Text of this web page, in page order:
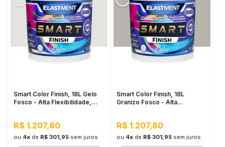
Smart Color Finish, 18L Gelo
Fosco - Alta Flexibilidade,
R$ 1.207,80
ou 4xde R$ 301,95 sem juros
Smart Color Finish, 18L
Granizo Fosco - Alta
R$ 1.207,80
ou 4xde R$ 301,95 sem juros